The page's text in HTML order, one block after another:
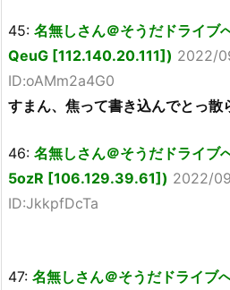
45: 名無しさん＠そうだドライブ
QeuG [112.140.20.111]) 2022/
ID:oAMm2a4G0
すまん、焦って書き込んでとっ散
46: 名無しさん＠そうだドライブ
5ozR [106.129.39.61]) 2022/
ID:JkkpfDcTa
47: 名無しさん＠そうだドライブ